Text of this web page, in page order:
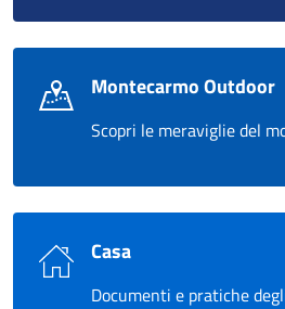
Montecarmo Outdoor
Scopri le meraviglie del
Casa
Documenti e pratiche